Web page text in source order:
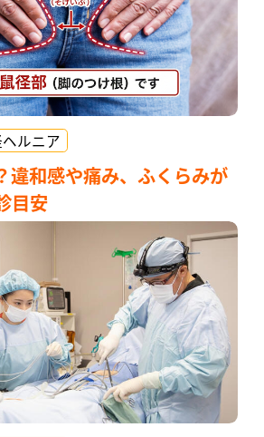
ルニア
違和感や痛み、ふくらみが
目安